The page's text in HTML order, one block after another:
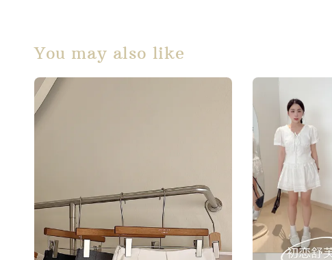
You may also like